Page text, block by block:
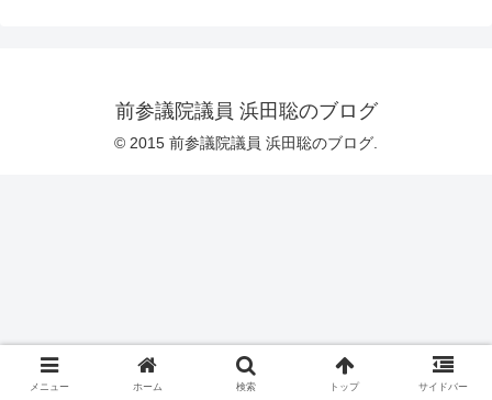
前参議院議員 浜田聡のブログ
© 2015 前参議院議員 浜田聡のブログ.
メニュー ホーム 検索 トップ サイドバー